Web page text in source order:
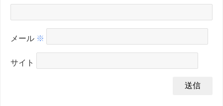
メール ※
サイト